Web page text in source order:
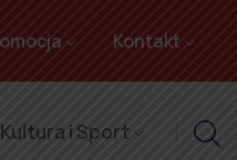
Kontakt
Kultura i Sport